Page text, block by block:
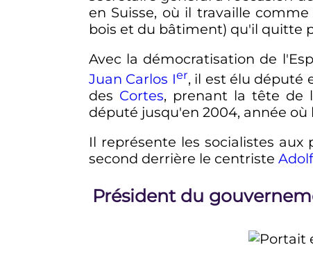
en Suisse, où il travaille
bois et du bâtiment) qu'il quitte
Avec la démocratisation de
Juan Carlos Ier, il est élu député
des Cortes, prenant la tête de
député jusqu'en 2004, année
Il représente les socialistes
second derrière le centriste
Président du